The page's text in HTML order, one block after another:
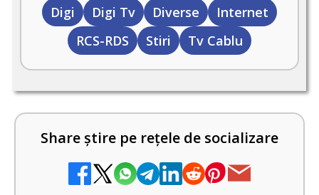
Digi Digi Tv Diverse
Internet
RCS-RDS
Stiri Tv Cablu
Share știre pe rețele de socializare